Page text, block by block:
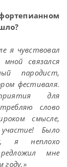
я чувствовал
связался
пародист,
фестиваля.
для
слово
смысле,
Было
я неплохо
мне
году.»